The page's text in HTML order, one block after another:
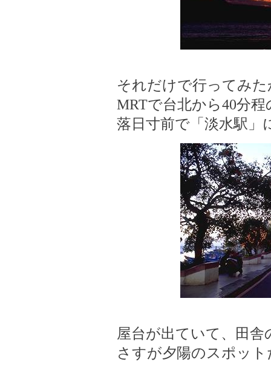
それだけで行ってみ
MRTで台北から40分
落日寸前で「淡水駅」
屋台が出ていて、田
さすが夕陽のスポッ